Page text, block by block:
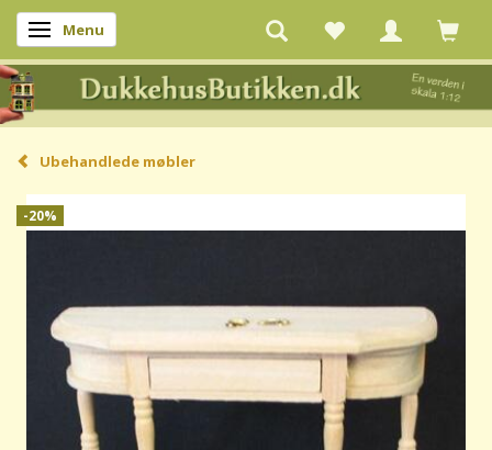
Skifte navigation
Menu
Ubehandlede møbler
-20%